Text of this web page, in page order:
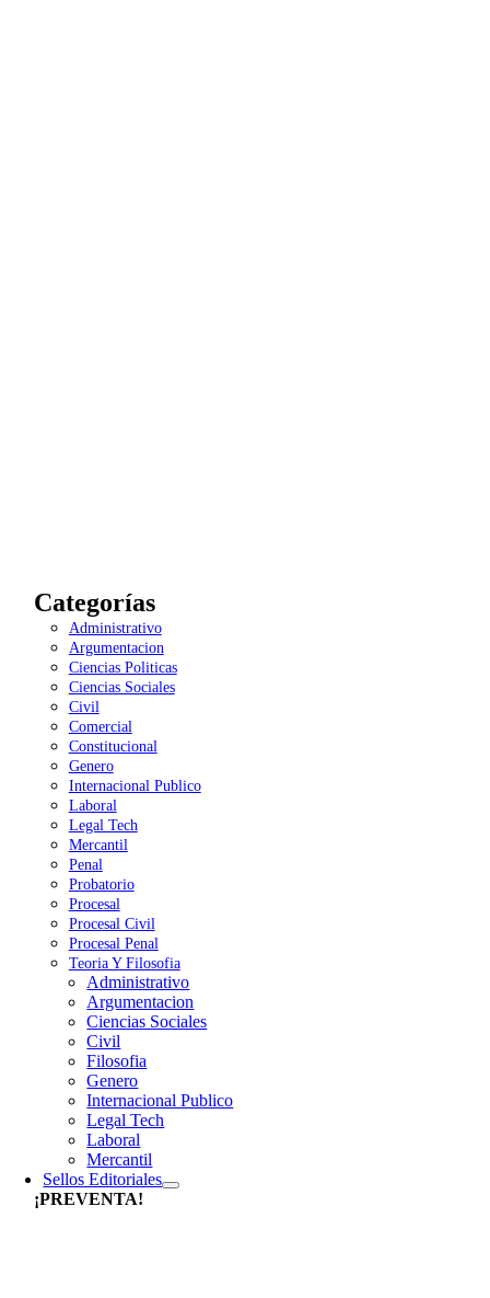
Categorías
Administrativo
Argumentacion
Ciencias Politicas
Ciencias Sociales
Civil
Comercial
Constitucional
Genero
Internacional Publico
Laboral
Legal Tech
Mercantil
Penal
Probatorio
Procesal
Procesal Civil
Procesal Penal
Teoria Y Filosofia
Administrativo
Argumentacion
Ciencias Sociales
Civil
Filosofia
Genero
Internacional Publico
Legal Tech
Laboral
Mercantil
Sellos Editoriales
¡PREVENTA!